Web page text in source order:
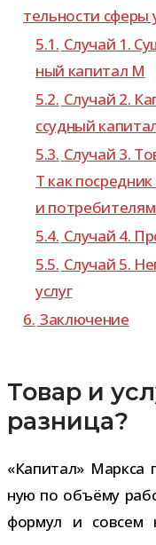
тель­но­сти сферы
5.1. Случай 1.
ный капи­тал М
5.2. Случай 2.
ссуд­ный
5.3. Случай 3.
Т как
и
5.4. Случай 4.
5.5. Случай 5.
услуг
6. Заключение
Товар и
разница?
«Капитал» Маркса
ную по объ­ёму
фор­мул и совсем